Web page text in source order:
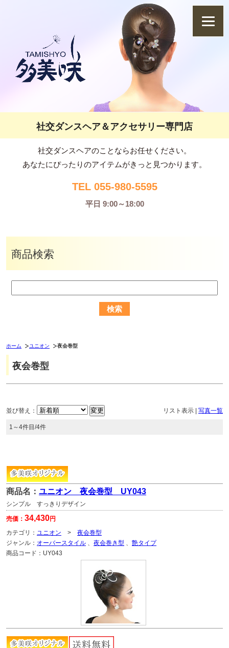
社交ダンスヘア＆アクセサリー専門店
社交ダンスヘアのことならお任せください。
あなたにぴったりのアイテムがきっと見つかります。
TEL 055-980-5595
平日 9:00～18:00
商品検索
ホーム ユニオン 夜会巻型
夜会巻型
リスト表示 写真一覧
並び替え：
1～4件目/4件
商品名： ユニオン 夜会巻型 UY043
シンプル すっきりデザイン
売価： 34,430円
カテゴリ： ユニオン > 夜会巻型
ジャンル： オーバースタイル 、 夜会巻き型 、 艶タイプ
商品コード： UY043